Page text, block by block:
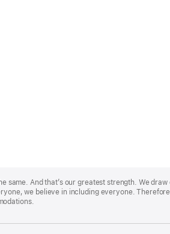
same. And that’s our greatest strength. We
we believe in including everyone.